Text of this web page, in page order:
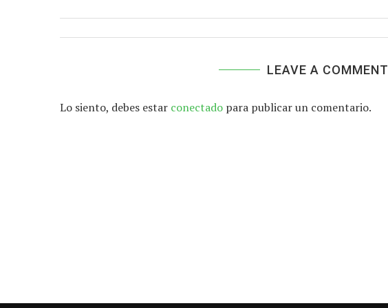
LEAVE A COMMENT
Lo siento, debes estar conectado para publicar un comentario.